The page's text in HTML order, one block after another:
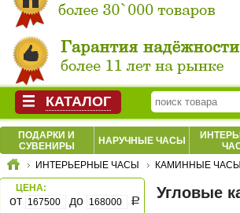
ПОДАРКИ И
СУВЕНИРЫ
НАРУЧНЫЕ ЧАСЫ
ИНТЕРЬЕРНЫЕ ЧАСЫ КАМИННЫЕ ЧАСЫ
ЦЕНА:
от до Р Угловые
КАТАЛОГ